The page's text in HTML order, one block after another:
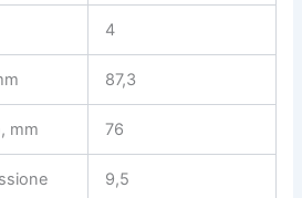
4
87,3
mm 76
9,5